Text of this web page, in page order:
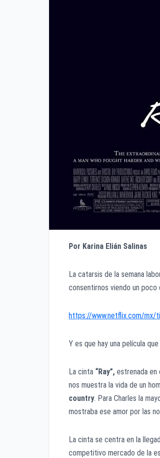
Por Karina Elián Salinas
La catarsis de la semana
consentirnos viendo un
https://www.netflix.com/mx/
Y es que hay una película
La cinta “Ray”, estrenada en
nos muestra la vida de un
country. Para Charles la
mostraba ese amor por las
La cinta se centra en la
competitivo mercado de la